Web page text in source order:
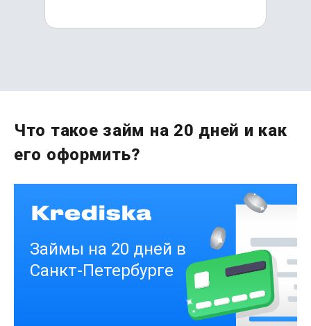
Сумма
Срок
Получить
Что такое займ на 20 дней и как
его оформить?